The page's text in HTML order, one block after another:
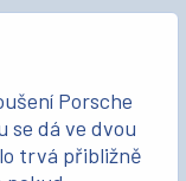
Porsche
se dá ve dvou
trvá přibližně